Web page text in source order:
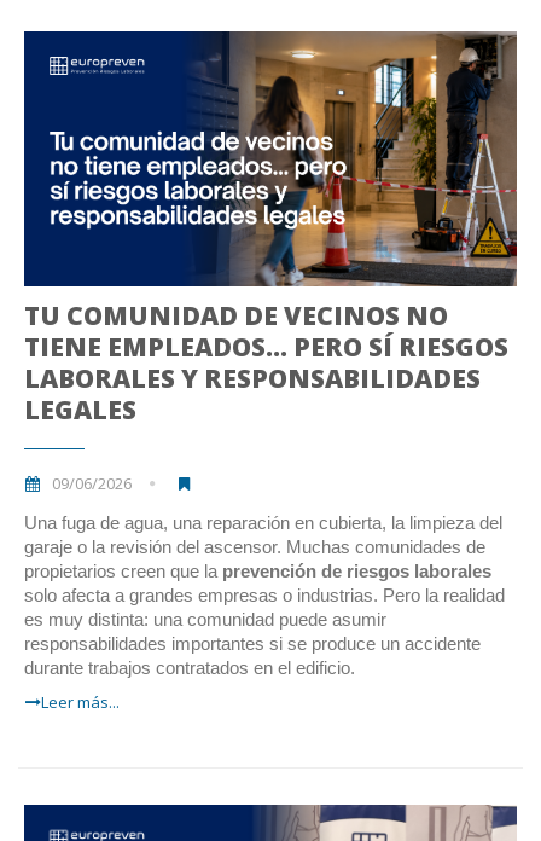
TU COMUNIDAD DE VECINOS NO
TIENE EMPLEADOS… PERO SÍ RIESGOS
LABORALES Y RESPONSABILIDADES
LEGALES
09/06/2026
Una fuga de agua, una reparación en cubierta, la limpieza del
garaje o la revisión del ascensor. Muchas comunidades de
propietarios creen que la prevención de riesgos laborales
solo afecta a grandes empresas o industrias. Pero la realidad
es muy distinta: una comunidad puede asumir
responsabilidades importantes si se produce un accidente
durante trabajos contratados en el edificio.
Leer más...